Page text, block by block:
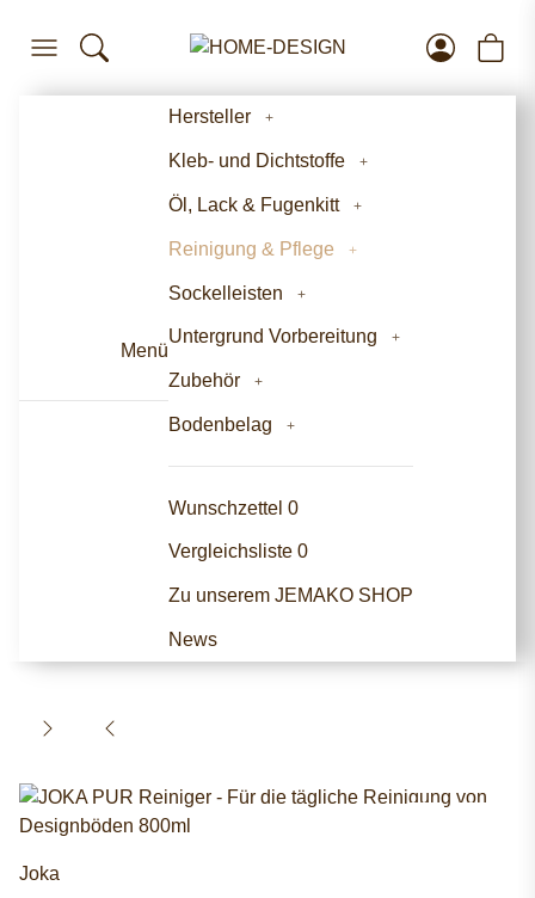
Menü
Hersteller
Kleb- und Dichtstoffe
Öl, Lack & Fugenkitt
Reinigung & Pflege
Sockelleisten
Untergrund Vorbereitung
Zubehör
Bodenbelag
Wunschzettel 0
Vergleichsliste 0
Zu unserem JEMAKO SHOP
News
Joka